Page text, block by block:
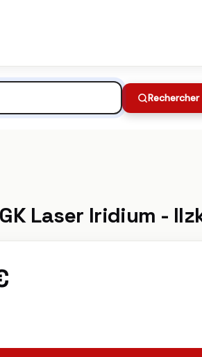
Rechercher
Laser Iridium -